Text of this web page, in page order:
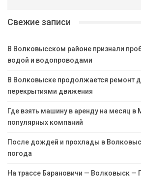
Свежие записи
В Волковысском районе признали
водой и водопроводами
В Волковыске продолжается ремонт
перекрытиями движения
Где взять машину в аренду на месяц в
популярных компаний
После дождей и прохлады в
погода
На трассе Барановичи — Волковыск —